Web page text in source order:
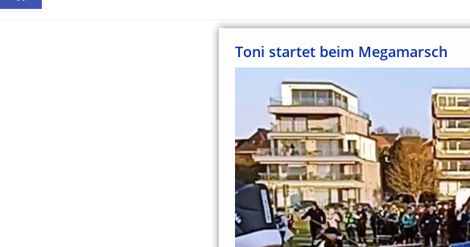
Toni startet beim Megamarsch